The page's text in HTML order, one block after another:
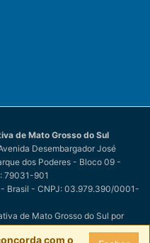
de Mato Grosso do Sul
Desembargador José
dos Poderes - Bloco 09 -
79031-901
Brasil - CNPJ: 03.979.390/0001-
de Mato Grosso do Sul por
com o